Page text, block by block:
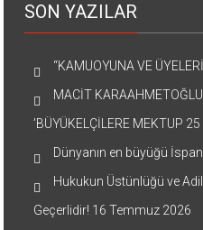
SON YAZILAR
“KAMUOYUNA VE
MACİT
’BÜYÜKELÇİLERE MEKTUP
Dünyanın en büyüğü
Hukukun Üstünlüğü ve
Geçerlidir! 16 Temmuz 2026